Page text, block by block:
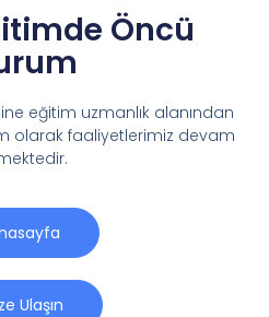
Öncü
eğitim uzmanlık alanından
olarak faaliyetlerimiz devam
Ulaşın